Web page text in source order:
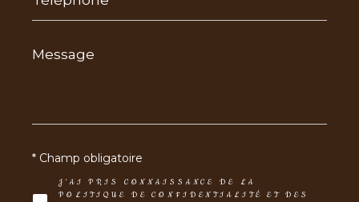
Message
*
J'AI PRIS CONNAISSANCE DE LA
POLITIQUE DE CONFIDENTIALITÉ ET DES
* Champ obligatoire